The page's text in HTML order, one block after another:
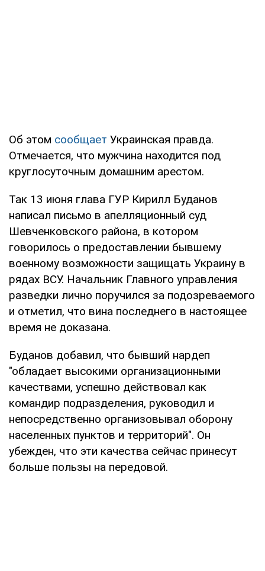
Об этом сообщает Украинская правда.
Отмечается, что мужчина находится под
круглосуточным домашним арестом.
Так 13 июня глава ГУР Кирилл Буданов
написал письмо в апелляционный суд
Шевченковского района, в котором
говорилось о предоставлении бывшему
военному возможности защищать Украину в
рядах ВСУ. Начальник Главного управления
разведки лично поручился за подозреваемого
и отметил, что вина последнего в настоящее
время не доказана.
Буданов добавил, что бывший нардеп
"обладает высокими организационными
качествами, успешно действовал как
командир подразделения, руководил и
непосредственно организовывал оборону
населенных пунктов и территорий". Он
убежден, что эти качества сейчас принесут
больше пользы на передовой.